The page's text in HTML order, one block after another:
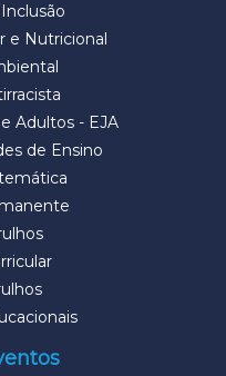
e Nutricional
Adultos - EJA
de Ensino